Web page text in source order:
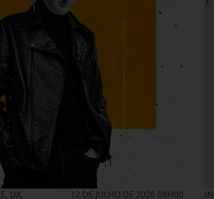
UX, 12 DE JULHO DE 2026 08H00